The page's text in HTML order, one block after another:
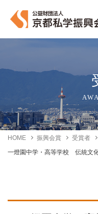
HOME 振興会賞 受賞者
一燈園中学・高等学校 伝統文化